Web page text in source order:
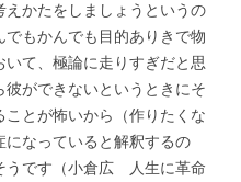
かたをしましょうというの
もかんでも目的ありきで物
て、極論に走りすぎだと思
ができないというときにそ
とが怖いから（作りたくな
なっていると解釈するの
うです（小倉広 人生に革命